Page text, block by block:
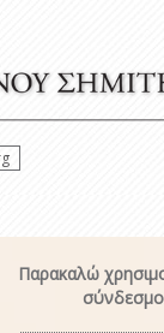
Παρακαλώ